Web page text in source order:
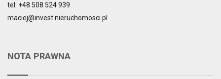
tel: +48 508 524 939
maciej@invest.nieruchomosci.pl
NOTA PRAWNA